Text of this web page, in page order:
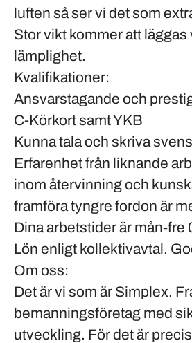
luften så ser vi det som
Stor vikt kommer att
lämplighet.
Kvalifikationer:
Ansvarstagande och
C-Körkort samt YKB
Kunna tala och skriva
Erfarenhet från liknande
inom återvinning och
framföra tyngre fordon är
Dina arbetstider är mån-fre
Lön enligt kollektivavtal .
Om oss:
Det är vi som är Simplex.
bemanningsföretag med
utveckling. För det är precis